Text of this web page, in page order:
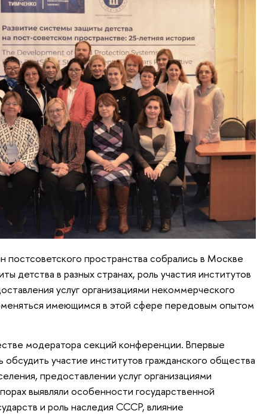
постсоветского пространства собрались в Москве
детства в разных странах, роль участия институтов
услуг организациями некоммерческого
имеющимся в этой сфере передовым опытом
модератора секций конференции. Впервые
участие институтов гражданского общества
предоставлении услуг организациями
выявляли особенности государственной
и роль наследия СССР, влияние